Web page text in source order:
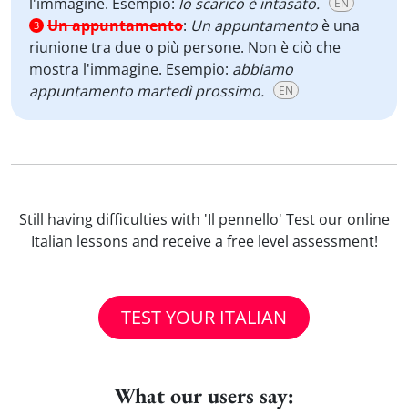
EN
3 Un appuntamento: Un appuntamento è una
riunione tra due o più persone. Non è ciò che
mostra l'immagine. Esempio: abbiamo
appuntamento martedì prossimo.
EN
Still having difficulties with 'Il pennello' Test our online
Italian lessons and receive a free level assessment!
TEST YOUR ITALIAN
What our users say: